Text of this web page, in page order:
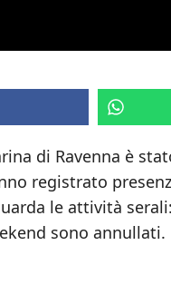
di Ravenna è
registrato
le attività
sono annullati.